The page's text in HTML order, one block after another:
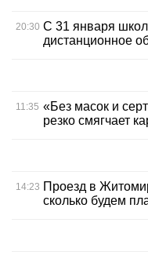
20:30 С 31 января
дистанционное
11:35 «Без масок и
резко смягчает
14:23 Проезд в
сколько будем